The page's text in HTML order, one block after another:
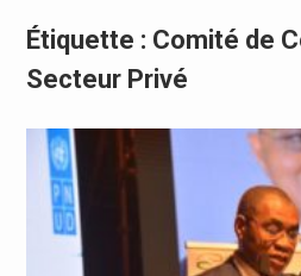
Étiquette : Comité de
Secteur Privé